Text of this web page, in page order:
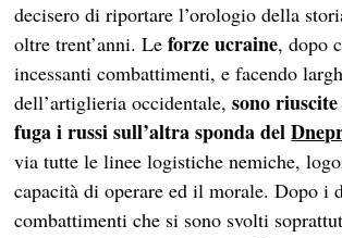
decisero di riportare l’orologio della
oltre trent’anni. Le forze ucraine, dopo
incessanti combattimenti, e facendo
dell’artiglieria occidentale,sono
fuga i russi sull’altra sponda del
via tutte le linee logistiche nemiche,
capacità di operare ed il morale. Dopo i
combattimenti che si sono svolti